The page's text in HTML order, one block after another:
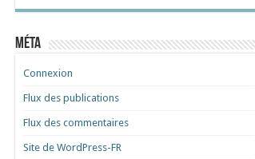
Méta
Connexion
Flux des publications
Flux des commentaires
Site de WordPress-FR